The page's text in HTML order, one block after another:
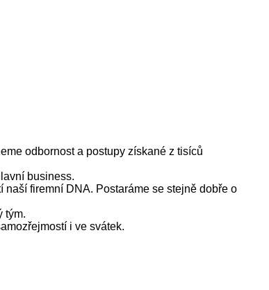
odbornost a postupy získané z tisíců
business.
firemní DNA. Postaráme se stejně dobře o
tým.
i ve svátek.